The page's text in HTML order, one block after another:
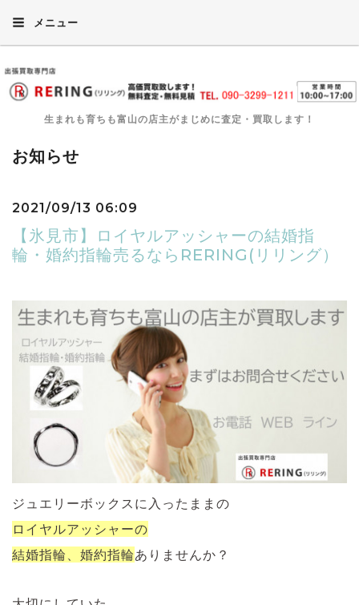
メニュー
生まれも育ちも富山の店主がまじめに査定・買取します！
お知らせ
2021/09/13 06:09
【氷見市】ロイヤルアッシャーの結婚指
輪・婚約指輪売るならRERING(リリング）
ジュエリーボックスに入ったままの
ロイヤルアッシャーの
結婚指輪、婚約指輪ありませんか？